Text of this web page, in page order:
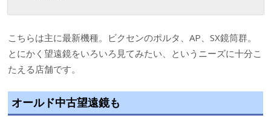
こちらは主に最新機種。ビクセンのポルタ、AP、SX鏡筒群。
とにかく望遠鏡をいろいろ見てみたい、というニーズに十分こ
たえる店舗です。
オールド中古望遠鏡も